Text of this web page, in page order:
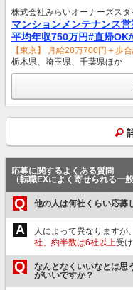
株式会社みらいオーナーズスタ
マンションメンテナンス
平均年収750万円#直帰
【東京】 月給28万700円＋歩合
栃木県、埼玉県、千葉県ほか
応募に関するよくある質問
（転職EXによく寄せられる一
Q 他の人は何社くらい応募
A 人によって異なりますが、
社、約半数は6社以上受
Q
なんとなくいいなとは思
がいいですか？